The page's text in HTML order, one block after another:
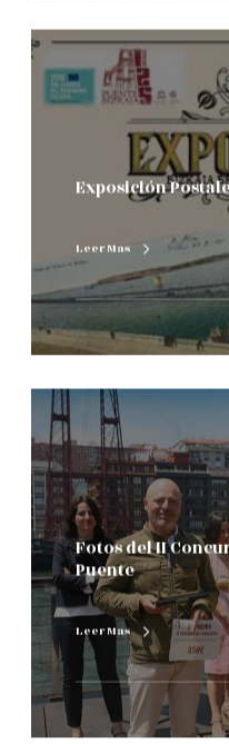
Exposición
Leer Mas
Fotos del II
Puente
Leer Mas